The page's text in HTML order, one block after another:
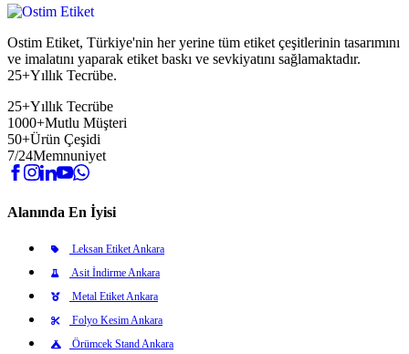
Ostim Etiket, Türkiye'nin her yerine tüm etiket çeşitlerinin tasarımını
ve imalatını yaparak etiket baskı ve sevkiyatını sağlamaktadır.
25+Yıllık Tecrübe.
25+Yıllık Tecrübe
1000+Mutlu Müşteri
50+Ürün Çeşidi
7/24Memnuniyet
Alanında En İyisi
Leksan Etiket Ankara
Asit İndirme Ankara
Metal Etiket Ankara
Folyo Kesim Ankara
Örümcek Stand Ankara